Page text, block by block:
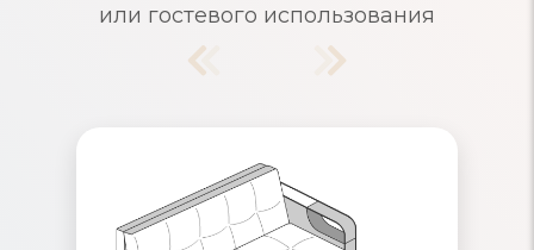
или гостевого использования
Диваны Аккордеон